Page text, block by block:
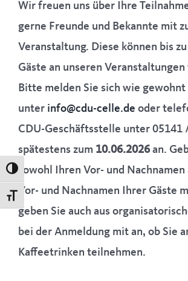
Umschalten auf hohe Kontraste
Schrift vergrößern
Wir freuen uns über Ihre
gerne Freunde und Bekannte mit
Veranstaltung. Diese können bis
Gäste an unseren
Bitte melden Sie sich wie gewohnt
unter info@cdu-celle.de oder
CDU-Geschäftsstelle unter 05141
spätestens zum 10.06.2026an.
sowohl Ihren Vor- und Nachnamen
Vor- und Nachnamen Ihrer Gäste
geben Sie auch aus
bei der Anmeldung mit an, ob Sie
Kaffeetrinken teilnehmen.